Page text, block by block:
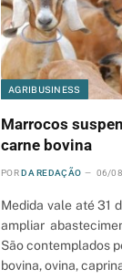
AGRIBUSINESS
Marrocos
carne bovina
POR DA REDAÇÃO 06/
Medida vale até 31
ampliar
São contemplados
bovina, ovina,